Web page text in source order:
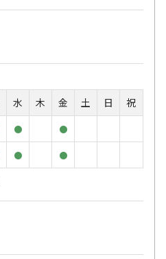
水 木 金 土 日
祝
● ●
● ●